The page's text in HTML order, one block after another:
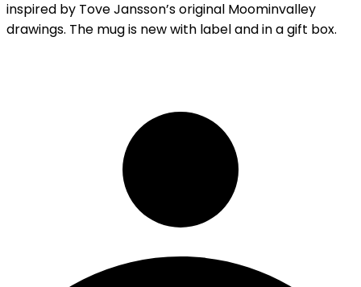
inspired by Tove Jansson’s original Moominvalley
drawings. The mug is new with label and in a gift box.